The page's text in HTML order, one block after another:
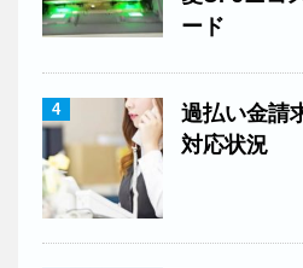
ード
4
過払い金請
対応状況